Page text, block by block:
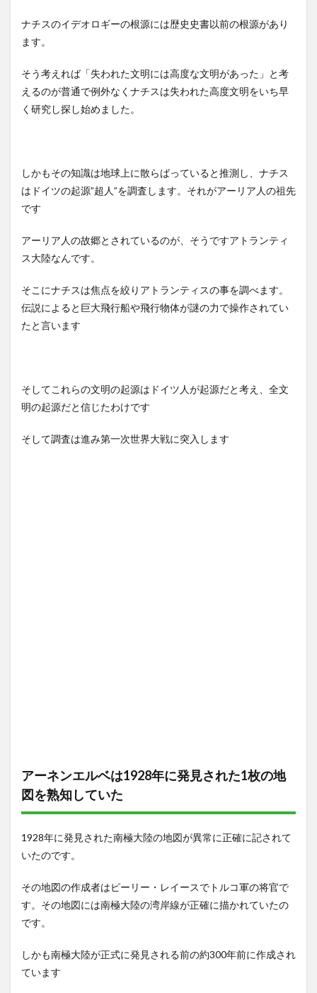
ナチスのイデオロギーの根源には歴史史書以前の根源があり
ます。
そう考えれば「失われた文明には高度な文明があった」と考
えるのが普通で例外なくナチスは失われた高度文明をいち早
く研究し探し始めました。
しかもその知識は地球上に散らばっていると推測し、ナチス
はドイツの起源”超人”を調査します。それがアーリア人の祖先
です
アーリア人の故郷とされているのが、そうですアトランティ
ス大陸なんです。
そこにナチスは焦点を絞りアトランティスの事を調べます。
伝説によると巨大飛行船や飛行物体が謎の力で操作されてい
たと言います
そしてこれらの文明の起源はドイツ人が起源だと考え、全文
明の起源だと信じたわけです
そして調査は進み第一次世界大戦に突入します
アーネンエルベは1928年に発見された1枚の地
図を熟知していた
1928年に発見された南極大陸の地図が異常に正確に記されて
いたのです。
その地図の作成者はピーリー・レイースでトルコ軍の将官で
す。その地図には南極大陸の湾岸線が正確に描かれていたの
です。
しかも南極大陸が正式に発見される前の約300年前に作成され
ています